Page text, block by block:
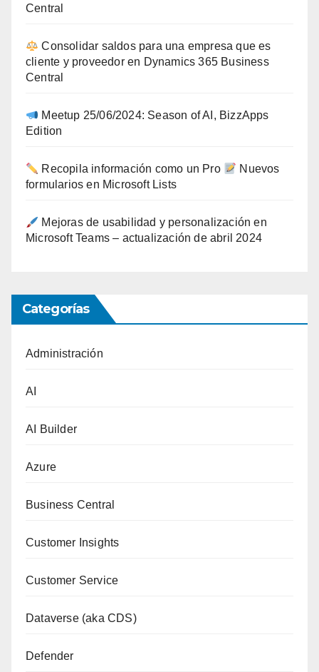
Central
Consolidar saldos para una empresa que es
cliente y proveedor en Dynamics 365 Business
Central
Meetup 25/06/2024: Season of AI, BizzApps
Edition
Recopila información como un Pro
Nuevos
formularios en Microsoft Lists
Mejoras de usabilidad y personalización en
Microsoft Teams – actualización de abril 2024
Categorías
Administración
AI
AI Builder
Azure
Business Central
Customer Insights
Customer Service
Dataverse (aka CDS)
Defender